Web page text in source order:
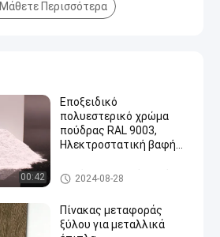
Μάθετε Περισσότερα
00:42
Εποξειδικό
πολυεστερικό χρώμα
πούδρας RAL 9003,
Ηλεκτροστατική βαφή
Επικάλυψη σε σκόνη από επω
ξικό πολυεστέρα
2024-08-28
Πίνακας μεταφοράς
ξύλου για μεταλλικά